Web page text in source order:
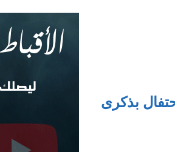
بذكرى